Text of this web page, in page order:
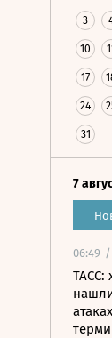
3
10
17
24
31
7
06:49 /
ТАСС: